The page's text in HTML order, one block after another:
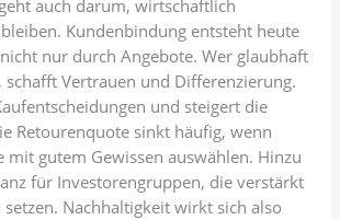
auch darum, wirtschaftlich
Kundenbindung entsteht heute
nur durch Angebote. Wer glaubhaft
schafft Vertrauen und Differenzierung.
und steigert die
Retourenquote sinkt häufig, wenn
mit gutem Gewissen auswählen. Hinzu
für Investorengruppen, die verstärkt
setzen. Nachhaltigkeit wirkt sich also